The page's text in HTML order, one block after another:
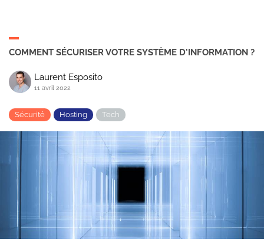
COMMENT SÉCURISER VOTRE SYSTÈME D'INFORMATION ?
Laurent Esposito
11 avril 2022
Sécurité Hosting Tech